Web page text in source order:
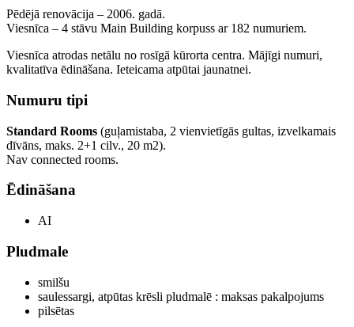
Pēdējā renovācija – 2006. gadā.
Viesnīca – 4 stāvu Main Building korpuss ar 182 numuriem.
Viesnīca atrodas netālu no rosīgā kūrorta centra. Mājīgi numuri,
kvalitatīva ēdināšana. Ieteicama atpūtai jaunatnei.
Numuru tipi
Standard Rooms (guļamistaba, 2 vienvietīgās gultas, izvelkamais
dīvāns, maks. 2+1 cilv., 20 m2).
Nav connected rooms.
Ēdināšana
AI
Pludmale
smilšu
saulessargi, atpūtas krēsli pludmalē : maksas pakalpojums
pilsētas